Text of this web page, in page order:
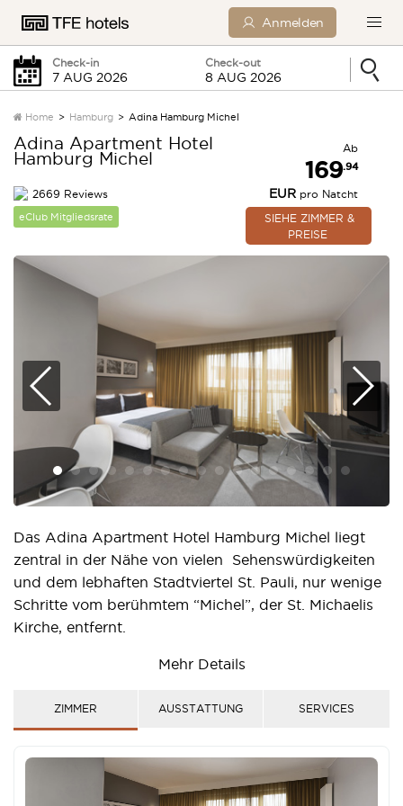
Anmelden
Check-in Check-out
Freitag
0 Kinder
Home Hamburg Adina Hamburg Michel
Adina Apartment Hotel
Hamburg Michel
2669 Reviews
eClub Mitgliedsrate
Ab
169.94
EURpro Natcht
SIEHE ZIMMER &
PREISE
Das Adina Apartment Hotel Hamburg Michel liegt
zentral in der Nähe von vielen Sehenswürdigkeiten
und dem lebhaften Stadtviertel St. Pauli, nur wenige
Schritte vom berühmtem “Michel”, der St. Michaelis
Kirche, entfernt.
Das Hotel ist ein idealer Ausgangspunkt für
individueller Einrichtung, Küche und separatem
Wohn- und Schlafbereich können sich Gäste wie
Mehr Details
ZIMMER AUSSTATTUNG SERVICES